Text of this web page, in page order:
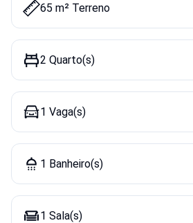
65 m² Terreno
2 Quarto(s)
1 Vaga(s)
1 Banheiro(s)
1 Sala(s)